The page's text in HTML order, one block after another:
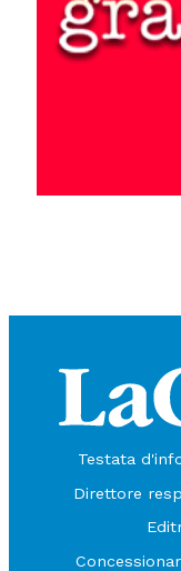
Testata
Direttore